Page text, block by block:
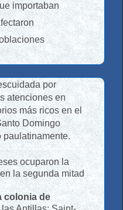
importaban
por
atenciones en
más ricos en el
Domingo
paulatinamente.-----
ocuparon la
la segunda mitad
colonia de